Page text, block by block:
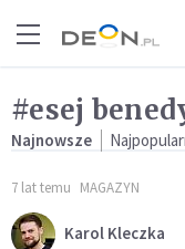
#esej
Najnowsze
7 lat temu MAGAZYN
Karol Kleczka